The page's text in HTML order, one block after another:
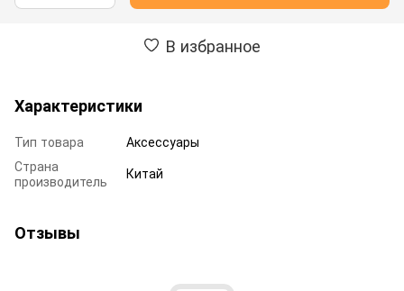
В избранное
Характеристики
Тип товара
Аксессуары
Страна
производитель
Китай
Отзывы